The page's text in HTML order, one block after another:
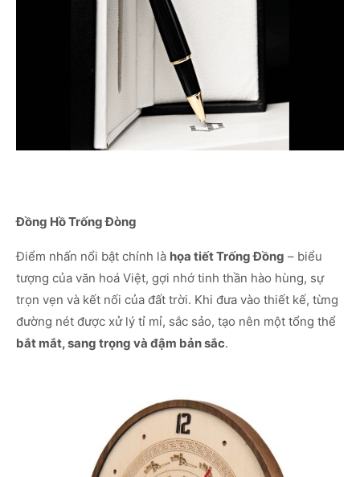
Đồng Hồ Trống Đòng
Điểm nhấn nổi bật chính là họa tiết Trống Đồng – biểu
tượng của văn hoá Việt, gợi nhớ tinh thần hào hùng, sự
trọn vẹn và kết nối của đất trời. Khi đưa vào thiết kế, từng
đường nét được xử lý tỉ mỉ, sắc sảo, tạo nên một tổng thể
bắt mắt, sang trọng và đậm bản sắc.